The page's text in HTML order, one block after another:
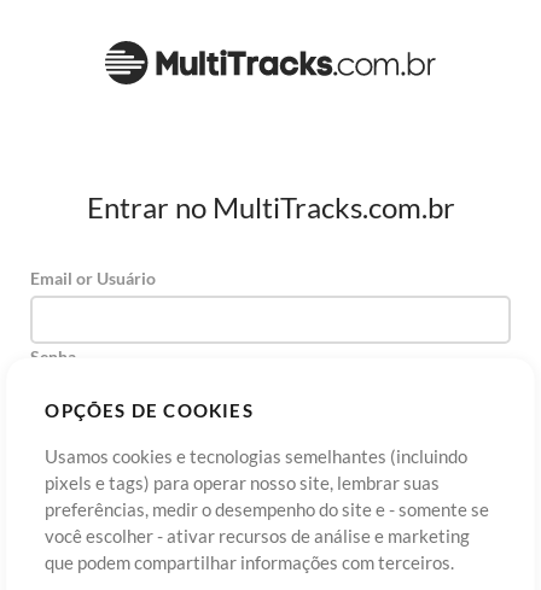
OPÇÕES DE COOKIES
Usamos cookies e tecnologias semelhantes (incluindo
pixels e tags) para operar nosso site, lembrar suas
preferências, medir o desempenho do site e - somente se
você escolher - ativar recursos de análise e marketing
que podem compartilhar informações com terceiros.
Entrar no MultiTracks.com.br
Email or Usuário
Senha
Cadastre-seEsqueceu sua senha?
Termos de Uso Política de Privacidade
Preferências de
Contato